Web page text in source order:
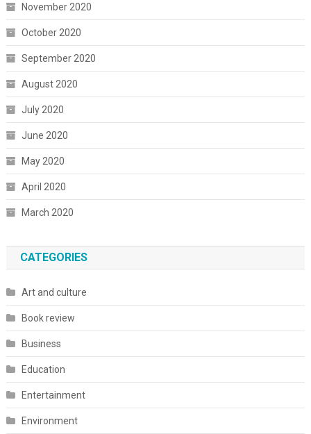
November 2020
October 2020
September 2020
August 2020
July 2020
June 2020
May 2020
April 2020
March 2020
CATEGORIES
Art and culture
Book review
Business
Education
Entertainment
Environment